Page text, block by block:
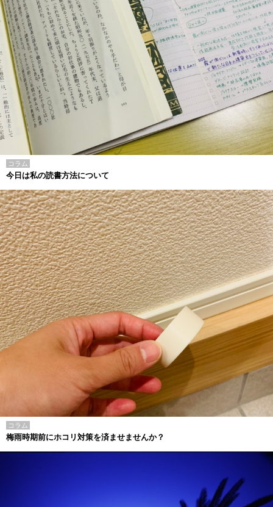
コラム
今日は私の読書方法について
コラム
梅雨時期前にホコリ対策を済ませませんか？